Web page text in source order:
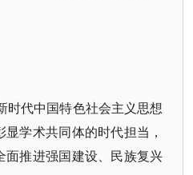
时代中国特色社会主义思想
学术共同体的时代担当，
推进强国建设、民族复兴